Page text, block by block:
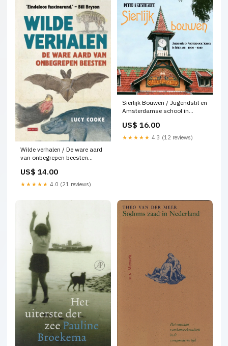
Wilde verhalen / De ware aard
van onbegrepen beesten
US$ 14.00
★★★★★ 4.0 (21 reviews)
Sierlijk Bouwen / Jugendstil en
Amsterdamse school in
US$ 16.00
★★★★★ 4.3 (12 reviews)